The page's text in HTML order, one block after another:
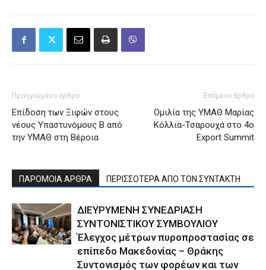
Προηγούμενο άρθρο
Επίδοση των Ξιφών στους
νέους Υπαστυνόμους Β από
την ΥΜΑΘ στη Βέροια
Επόμενο άρθρο
Ομιλία της ΥΜΑΘ Μαρίας
Κόλλια-Τσαρουχά στο 4ο
Export Summit
ΠΑΡΟΜΟΙΑ ΑΡΘΡΑ ΠΕΡΙΣΣΟΤΕΡΑ ΑΠΟ ΤΟΝ ΣΥΝΤΑΚΤΗ
ΔΙΕΥΡΥΜΕΝΗ ΣΥΝΕΔΡΙΑΣΗ
ΣΥΝΤΟΝΙΣΤΙΚΟΥ ΣΥΜΒΟΥΛΙΟΥ
Έλεγχος μέτρων πυροπροστασίας σε
επίπεδο Μακεδονίας – Θράκης
Συντονισμός των φορέων και των